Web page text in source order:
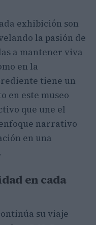
exhibición son
la pasión de
a mantener viva
en la
tiene un
en este museo
que une el
narrativo
en una
en cada
su viaje